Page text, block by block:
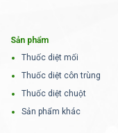
Sản phẩm
Thuốc diệt mối
Thuốc diệt côn trùng
Thuốc diệt chuột
Sản phẩm khác